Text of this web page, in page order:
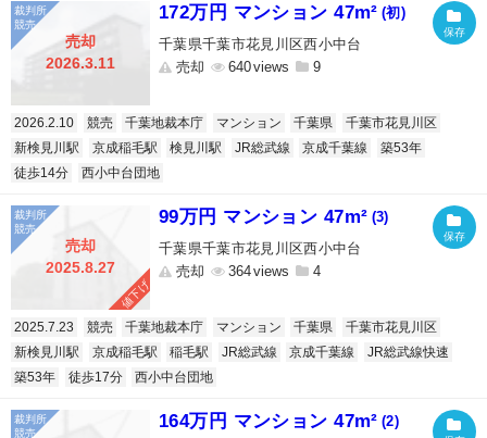
売却
2026.3.11
172万円 マンション 47m² (初)
千葉県千葉市花見川区西小中台
売却
640 9
2026.2.10 競売 千葉地裁本庁 マンション 千葉県
千葉市花見川区
新検見川駅
京成稲毛駅 検見川駅 JR総武線 京成千葉線
築53年
徒歩14分
西小中台団地
売却
2025.8.27
値下げ
99万円 マンション 47m² (3)
千葉県千葉市花見川区西小中台
売却
364 4
2025.7.23 競売 千葉地裁本庁 マンション 千葉県
千葉市花見川区
新検見川駅
京成稲毛駅 稲毛駅 JR総武線 京成千葉線
JR総武線快速
築53年
徒歩17分 西小中台団地
164万円 マンション 47m² (2)